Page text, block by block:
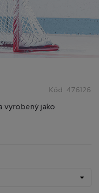
Kód: 476126
vyrobený jako